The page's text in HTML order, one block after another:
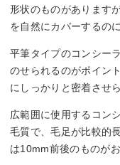
形状のものがあります
を自然にカバーするの
平筆タイプのコンシー
のせられるのがポイン
にしっかりと密着させ
広範囲に使用するコン
毛質で、毛足が比較的
は10mm前後のものがお